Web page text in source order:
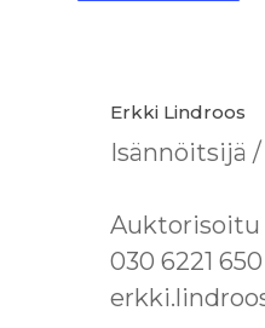
Erkki Lindroos
Isännöitsijä
Auktorisoitu
030 6221 650